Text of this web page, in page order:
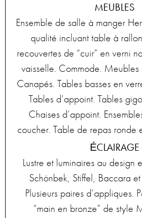
MEUBLES
Ensemble de salle à manger
qualité incluant table à
recouvertes de “cuir” en verni
vaisselle. Commode. Meubles
Canapés. Tables basses en
Tables d’appoint. Tables
Chaises d’appoint.
coucher. Table de repas ronde
ÉCLAIRAGE
Lustre et luminaires au design
Schönbek, Stiffel, Baccara
Plusieurs paires d’appliques.
“main en bronze” de style